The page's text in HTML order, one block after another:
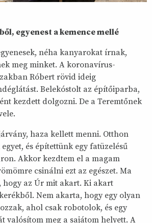
egyenest a kemence mellé
néha kanyarokat írnak,
meg minket. A koronavírus-
Róbert rövid ideig
Belekóstolt az építőiparba,
kezdett dolgozni. De a Teremtőnek
haza kellett menni. Otthon
és építettünk egy fatüzelésű
Akkor kezdtem el a magam
csinálni ezt az egészet. Ma
hogy az Úr mit akart. Ki akart
Nem akarta, hogy egy olyan
ahol csak robotolok, és egy
valósítom meg a sajátom helyett. A